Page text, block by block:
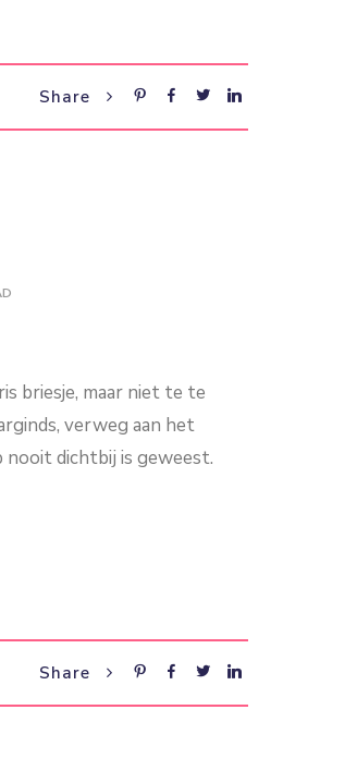
Share
briesje, maar niet te te
verweg aan het
nooit dichtbij is geweest.
Share